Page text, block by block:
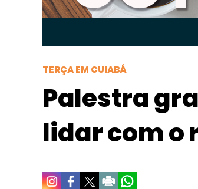
TERÇA EM CUIABÁ
Palestra
lidar com o